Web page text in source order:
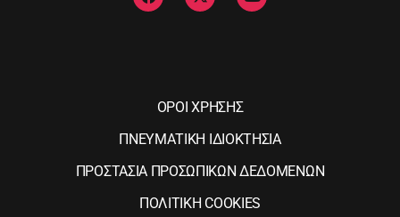
ΟΡΟΙ ΧΡΗΣΗΣ
ΠΝΕΥΜΑΤΙΚΗ ΙΔΙΟΚΤΗΣΙΑ
ΠΡΟΣΤΑΣΙΑ ΠΡΟΣΩΠΙΚΩΝ ΔΕΔΟΜΕΝΩΝ
ΠΟΛΙΤΙΚΗ COOKIES